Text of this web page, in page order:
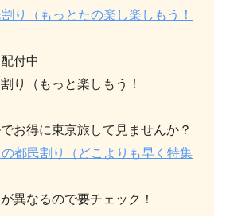
り（もっとたの楽し楽しもう！
付中
り（もっと楽しもう！
お得に東京旅して見ませんか？
の都民割り（どこよりも早く特集
異なるので要チェック！